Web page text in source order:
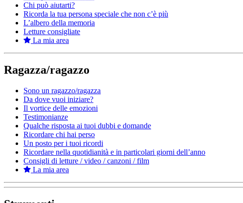
Chi può aiutarti?
Ricorda la tua persona speciale che non c’è più
L’albero della memoria
Letture consigliate
La mia area
Ragazza/ragazzo
Sono un ragazzo/ragazza
Da dove vuoi iniziare?
Il vortice delle emozioni
Testimonianze
Qualche risposta ai tuoi dubbi e domande
Ricordare chi hai perso
Un posto per i tuoi ricordi
Ricordare nella quotidianità e in particolari giorni dell’anno
Consigli di letture / video / canzoni / film
La mia area